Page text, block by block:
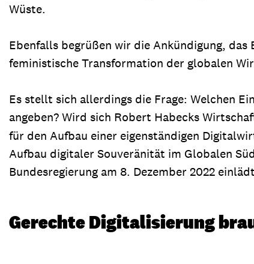
Wüste.
Ebenfalls begrüßen wir die Ankündigung,
feministische Transformation der globalen
Es stellt sich allerdings die Frage: Welchen
angeben? Wird sich Robert Habecks
für den Aufbau einer eigenständigen
Aufbau digitaler Souveränität im Globalen
Bundesregierung am 8. Dezember 2022
Gerechte Digitalisierung